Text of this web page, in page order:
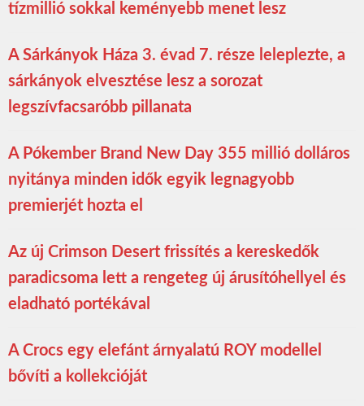
tízmillió sokkal keményebb menet lesz
A Sárkányok Háza 3. évad 7. része leleplezte, a
sárkányok elvesztése lesz a sorozat
legszívfacsaróbb pillanata
A Pókember Brand New Day 355 millió dolláros
nyitánya minden idők egyik legnagyobb
premierjét hozta el
Az új Crimson Desert frissítés a kereskedők
paradicsoma lett a rengeteg új árusítóhellyel és
eladható portékával
A Crocs egy elefánt árnyalatú ROY modellel
bővíti a kollekcióját